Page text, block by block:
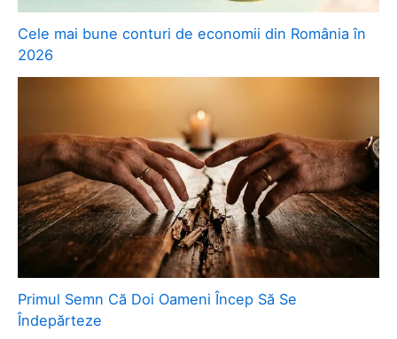
Cele mai bune conturi de economii din România în
2026
Primul Semn Că Doi Oameni Încep Să Se
Îndepărteze